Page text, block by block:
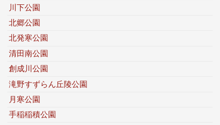
川下公園
北郷公園
北発寒公園
清田南公園
創成川公園
滝野すずらん丘陵公園
月寒公園
手稲稲積公園